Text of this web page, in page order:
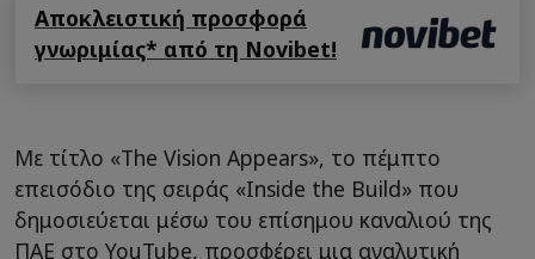
Αποκλειστική προσφορά
γνωριμίας* από τη Novibet!
Με τίτλο «The Vision Appears», το πέμπτο
επεισόδιο της σειράς «Inside the Build» που
δημοσιεύεται μέσω του επίσημου καναλιού της
ΠΑΕ στο YouTube, προσφέρει μια αναλυτική